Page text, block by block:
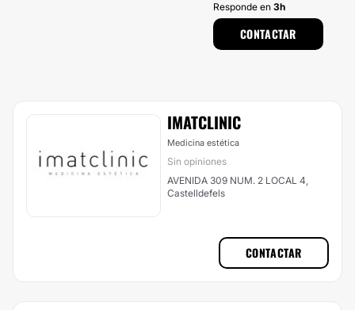
Responde en 3h
CONTACTAR
IMATCLINIC
Medicina estética
Sin opiniones
AVENIDA 309 NUM. 2 LOCAL 4,
Castelldefels
CONTACTAR